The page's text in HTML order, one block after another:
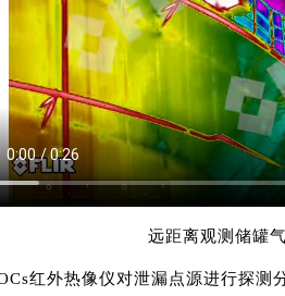
远距离观测储罐气
红外热像仪对泄漏点源进行探测